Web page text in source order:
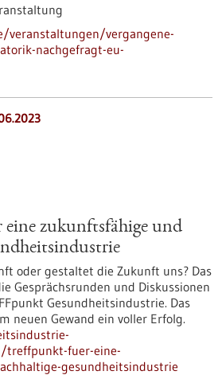
veranstaltungen/vergangene-
nachgefragt-eu-
zukunftsfähige und
oder gestaltet die Zukunft uns? Das
Gesprächsrunden und Diskussionen
Gesundheitsindustrie. Das
neuen Gewand ein voller Erfolg.
fuer-eine-
gesundheitsindustrie